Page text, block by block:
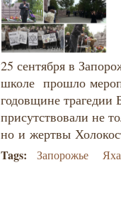
25 сентября в
школе прошло
годовщине трагедии
присутствовали не
но и жертвы
Tags: Запорожье